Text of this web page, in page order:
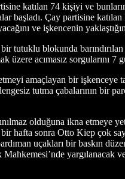
katılan 74 kişiyi ve
başladı. Çay partisine
ve işkencenin
blokunda barındırılan
acımasız sorgularını 7
amaçlayan bir
tutma çabalarının bir
olduğuna ikna etmeye
hafta sonra Otto Kiep çok
uçakları bir baskın
yargılanacak